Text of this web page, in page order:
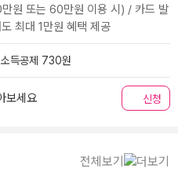
원 또는 60만원 이용 시) / 카드 발
최대 1만원 혜택 제공
소득공제 730원
보세요 신청
전체보기